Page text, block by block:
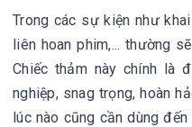
Trong các sự kiện như
liên hoan phim,... thường
Chiếc thảm này chính là
nghiệp, snag trọng, hoàn
lúc nào cũng cần dùng